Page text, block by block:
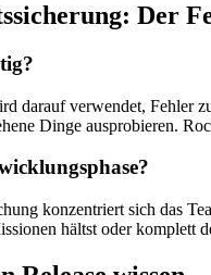
Der
darauf verwendet, Fehler
Dinge ausprobieren.
konzentriert sich das
hältst oder komplett